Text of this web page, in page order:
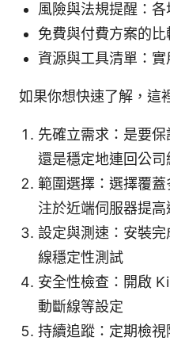
風險與法規提醒：各
免費與付費方案的
資源與工具清單：
如果你想快速了解，這
先確立需求：是要保
還是穩定地連回公司
範圍選擇：選擇覆
注於近端伺服器提高
設定與測速：安裝
線穩定性測試
安全性檢查：開啟
動斷線等設定
持續追蹤：定期檢